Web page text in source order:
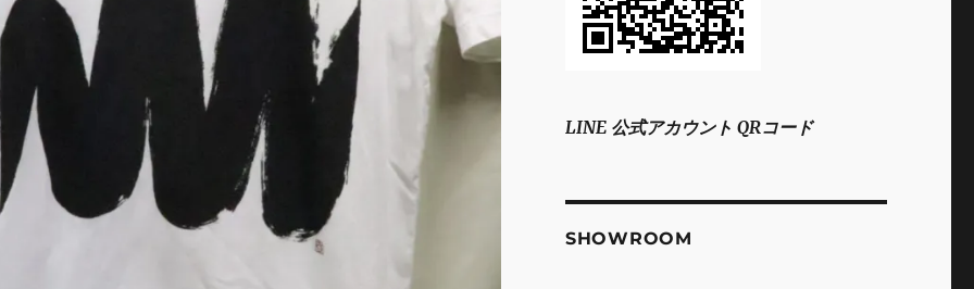
LINE 公式アカウント QRコード
SHOWROOM